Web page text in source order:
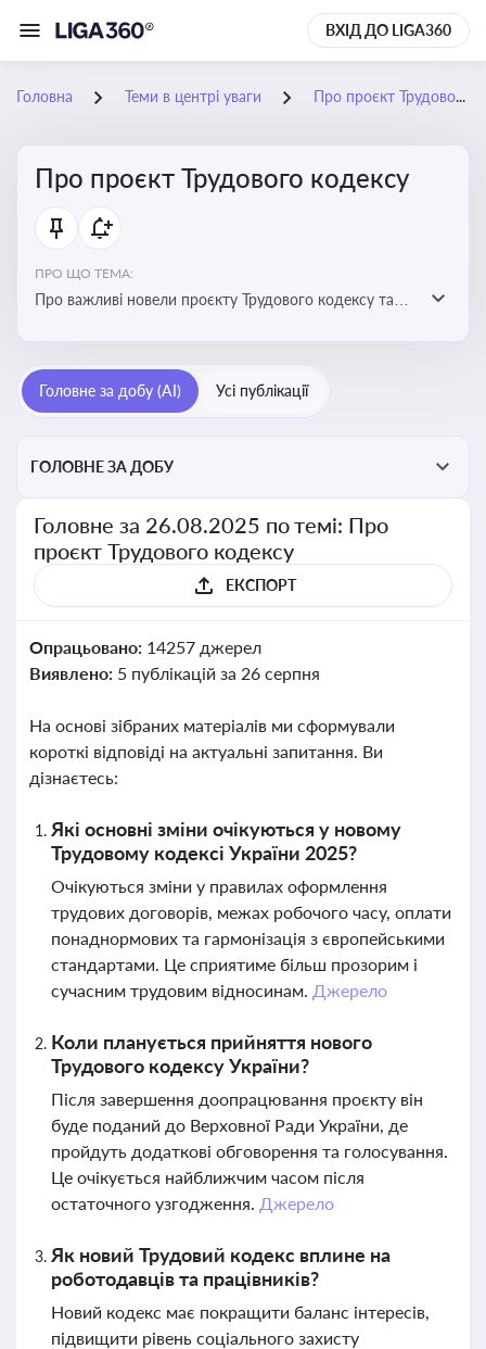
ВХІД ДО LIGA360
Головна Теми в центрі уваги Про проєкт Трудового кодексу
Про проєкт Трудового кодексу
ПРО ЩО ТЕМА:
Про важливі новели проєкту Трудового кодексу та
Головне за добу (AI) Усі публікації
ГОЛОВНЕ ЗА ДОБУ
Головне за 26.08.2025 по темі: Про
проєкт Трудового кодексу
ЕКСПОРТ
Опрацьовано: 14257 джерел
Виявлено: 5 публікацій за 26 серпня
На основі зібраних матеріалів ми сформували
короткі відповіді на актуальні запитання. Ви
дізнаєтесь:
Які основні зміни очікуються у новому
Трудовому кодексі України 2025?
Очікуються зміни у правилах оформлення
трудових договорів, межах робочого часу, оплати
понаднормових та гармонізація з європейськими
стандартами. Це сприятиме більш прозорим і
сучасним трудовим відносинам. Джерело
Коли планується прийняття нового
Трудового кодексу України?
Після завершення доопрацювання проєкту він
буде поданий до Верховної Ради України, де
пройдуть додаткові обговорення та голосування.
Це очікується найближчим часом після
остаточного узгодження. Джерело
Як новий Трудовий кодекс вплине на
роботодавців та працівників?
Новий кодекс має покращити баланс інтересів,
підвищити рівень соціального захисту